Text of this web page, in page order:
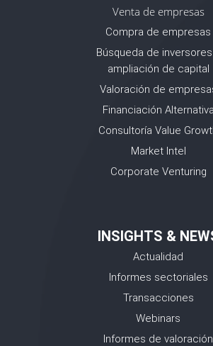
Venta de empresas
Compra de empresas
Búsqueda de
ampliación de capital
Valoración de
Financiación Alternativa
Consultoría Value
Market Intel
Corporate Venturing
INSIGHTS &
Actualidad
Informes sectoriales
Transacciones
Webinars
Informes de valoración